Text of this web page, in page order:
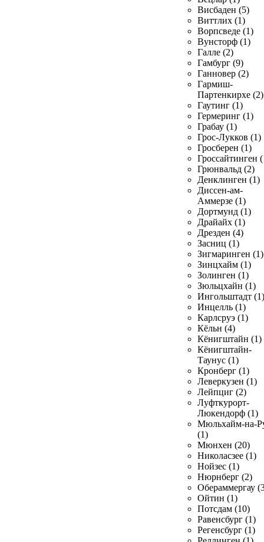
Висбаден (5)
Виттлих (1)
Ворпсведе (1)
Вунсторф (1)
Галле (2)
Гамбург (9)
Ганновер (2)
Гармиш-
Партенкирхе (2)
Гаутинг (1)
Гермеринг (1)
Грабау (1)
Грос-Лукков (1)
Гросберен (1)
Гроссайтинген
Грюнвальд (2)
Денклинген (1)
Диссен-ам-
Аммерзе (1)
Дортмунд (1)
Драйайх (1)
Дрезден (4)
Засниц (1)
Зигмаринген (1)
Зинцхайм (1)
Золинген (1)
Зюльцхайн (1)
Ингольштадт (1)
Инцелль (1)
Карлсруэ (1)
Кёльн (4)
Кёнигштайн (1)
Кёнигштайн-
Таунус (1)
Кронберг (1)
Леверкузен (1)
Лейпциг (2)
Луфткурорт-
Люкендорф (1)
Мюльхайм-на-
(1)
Мюнхен (20)
Николасзее (1)
Нойзес (1)
Нюрнберг (2)
Обераммергау
Ойтин (1)
Потсдам (10)
Равенсбург (1)
Регенсбург (1)